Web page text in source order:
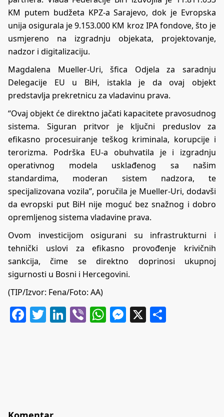
KM putem budžeta KPZ-a Sarajevo, dok je Evropska
unija osigurala je 9.153.000 KM kroz IPA fondove, što je
usmjereno na izgradnju objekata, projektovanje,
nadzor i digitalizaciju.
Magdalena Mueller-Uri, šfica Odjela za saradnju
Delegacije EU u BiH, istakla je da ovaj objekt
predstavlja prekretnicu za vladavinu prava.
“Ovaj objekt će direktno jačati kapacitete pravosudnog
sistema. Siguran pritvor je ključni preduslov za
efikasno procesuiranje teškog kriminala, korupcije i
terorizma. Podrška EU-a obuhvatila je i izgradnju
operativnog modela usklađenog sa našim
standardima, moderan sistem nadzora, te
specijalizovana vozila”, poručila je Mueller-Uri, dodavši
da evropski put BiH nije moguć bez snažnog i dobro
opremljenog sistema vladavine prava.
Ovom investicijom osigurani su infrastrukturni i
tehnički uslovi za efikasno provođenje krivičnih
sankcija, čime se direktno doprinosi ukupnoj
sigurnosti u Bosni i Hercegovini.
(TIP/Izvor: Fena/Foto: AA)
Facebook
Twitter
LinkedIn
ViberWhatsApp
Messenger
X